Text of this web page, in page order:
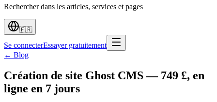
Rechercher dans les articles, services et pages
🇫🇷
Se connecterEssayer gratuitement
← Blog
Création de site Ghost CMS — 749 £, en
ligne en 7 jours